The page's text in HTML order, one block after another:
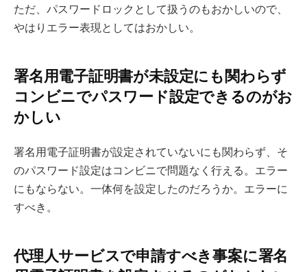
ただ、パスワードロックとして扱うのもおかしいので、
やはりエラー表現としてはおかしい。
署名用電子証明書が未設定にも関わらず
コンビニでパスワード設定できるのがお
かしい
署名用電子証明書が設定されていないにも関わらず、そ
のパスワード設定はコンビニで問題なく行える。エラー
にもならない。一体何を設定したのだろうか。エラーに
すべき。
代理人サービスで申請すべき事案に署名